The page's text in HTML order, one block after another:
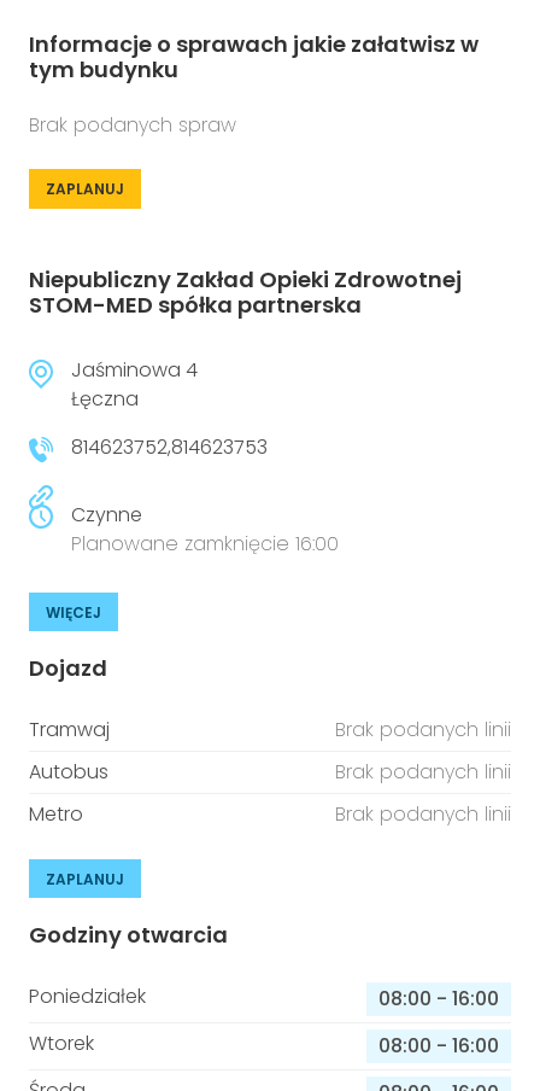
Informacje o sprawach jakie załatwisz w
tym budynku
Brak podanych spraw
ZAPLANUJ
Niepubliczny Zakład Opieki Zdrowotnej
STOM-MED spółka partnerska
Jaśminowa 4
Łęczna
814623752,814623753
Czynne
Planowane zamknięcie 16:00
WIĘCEJ
Dojazd
Tramwaj
Brak podanych linii
Autobus
Brak podanych linii
Metro
Brak podanych linii
ZAPLANUJ
Godziny otwarcia
Poniedziałek 08:00 - 16:00
Wtorek
08:00 - 16:00